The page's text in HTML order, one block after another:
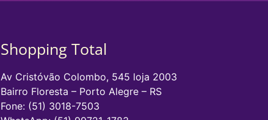
Shopping Total
Av Cristóvão Colombo, 545 loja 2003
Bairro Floresta – Porto Alegre – RS
Fone: (51) 3018-7503